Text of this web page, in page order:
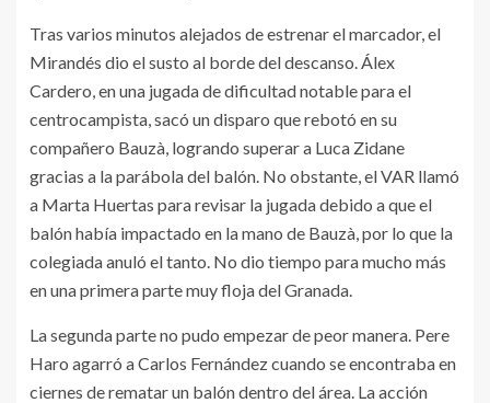
Tras varios minutos alejados de estrenar el marcador, el
Mirandés dio el susto al borde del descanso. Álex
Cardero, en una jugada de dificultad notable para el
centrocampista, sacó un disparo que rebotó en su
compañero Bauzà, logrando superar a Luca Zidane
gracias a la parábola del balón. No obstante, el VAR llamó
a Marta Huertas para revisar la jugada debido a que el
balón había impactado en la mano de Bauzà, por lo que la
colegiada anuló el tanto. No dio tiempo para mucho más
en una primera parte muy floja del Granada.
La segunda parte no pudo empezar de peor manera. Pere
Haro agarró a Carlos Fernández cuando se encontraba en
ciernes de rematar un balón dentro del área. La acción